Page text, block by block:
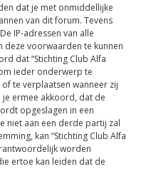
dat je met onmiddellijke
van dit forum. Tevens
IP-adressen van alle
voorwaarden te kunnen
dat “Stichting Club Alfa
ieder onderwerp te
te verplaatsen wanneer zij
ermee akkoord, dat de
opgeslagen in een
niet aan een derde partij zal
kan “Stichting Club Alfa
worden
ertoe kan leiden dat de